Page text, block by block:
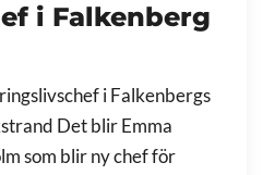
i Falkenberg
i Falkenbergs
Det blir Emma
som blir ny chef för